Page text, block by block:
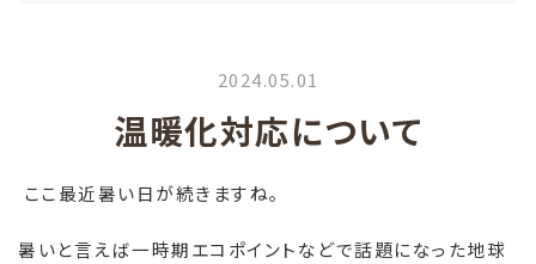
2024.05.01
温暖化対応について
ここ最近暑い日が続きますね。
暑いと言えば一時期エコポイントなどで話題になった地球